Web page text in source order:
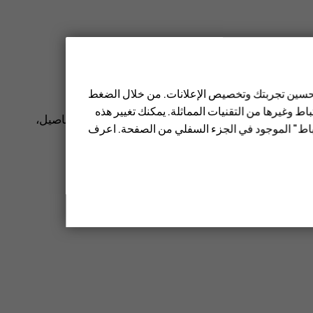
يتوقف التطبيق المثبت عن العمل. للحصول على تفاصيل،
تحسين تجربتك وتخصيص الإعلانات. من خلال الضغط
وغيرها من التقنيات المماثلة. يمكنك تغيير هذه
الموجود في الجزء السفلي من الصفحة. اعرف